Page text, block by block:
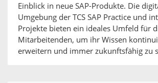
Einblick in neue SAP-Produkte. Die
Umgebung der TCS SAP Practice und
Projekte bieten ein ideales Umfeld für
Mitarbeitenden, um ihr Wissen
erweitern und immer zukunftsfähig zu